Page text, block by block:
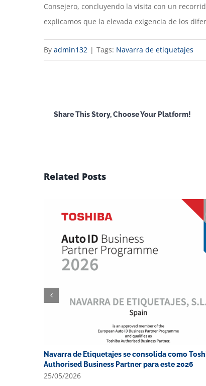
Consejero, concluyendo la visita con un
explicamos que la elevada exigencia de los
By admin132 | Tags: Navarra de etiquetajes
Share This Story, Choose Your Platform!
Related Posts
Navarra de Etiquetajes se consolida como
Authorised Business Partner para este 2026
25/05/2026